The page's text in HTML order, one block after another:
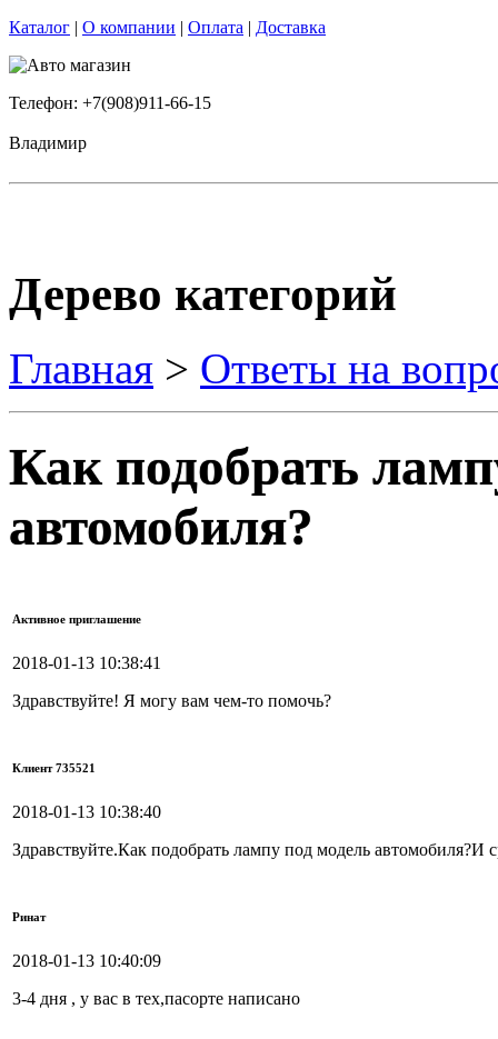
Каталог | О компании | Оплата | Доставка
Телефон: +7(908)911-66-15
Владимир
Дерево категорий
Главная > Ответы на
Как подобрать
автомобиля?
Активное приглашение
2018-01-13 10:38:41
Здравствуйте! Я могу вам чем-то помочь?
Клиент 735521
2018-01-13 10:38:40
Здравствуйте.Как подобрать лампу под модель автомобиля?И
Ринат
2018-01-13 10:40:09
3-4 дня , у вас в тех,пасорте написано